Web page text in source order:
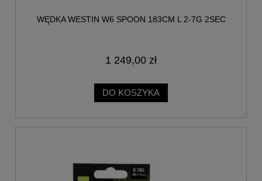
WĘDKA WESTIN W6 SPOON 183CM L 2-7G 2SEC
1 249,00 zł
DO KOSZYKA